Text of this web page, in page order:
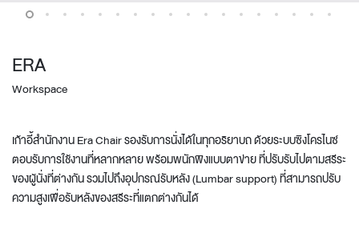
ERA
Workspace
เก้าอี้สำนักงาน Era Chair รองรับการนั่งได้ในทุกอริยาบถ ด้วยระบบซิงโครไนซ์
ตอบรับการใช้งานที่หลากหลาย พร้อมพนักพิงแบบตาข่าย ที่ปรับรับไปตามสรีระ
ของผู้นั่งที่ต่างกัน รวมไปถึงอุปกรณ์รับหลัง (Lumbar support) ที่สามารถปรับ
ความสูงเพื่อรับหลังของสรีระที่แตกต่างกันได้